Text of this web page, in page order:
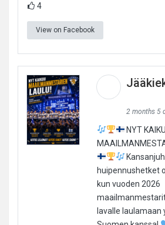
4
View on Facebook
2 months 5
NYT
huipennushetket
kun vuoden 2026
lavalle laulamaan